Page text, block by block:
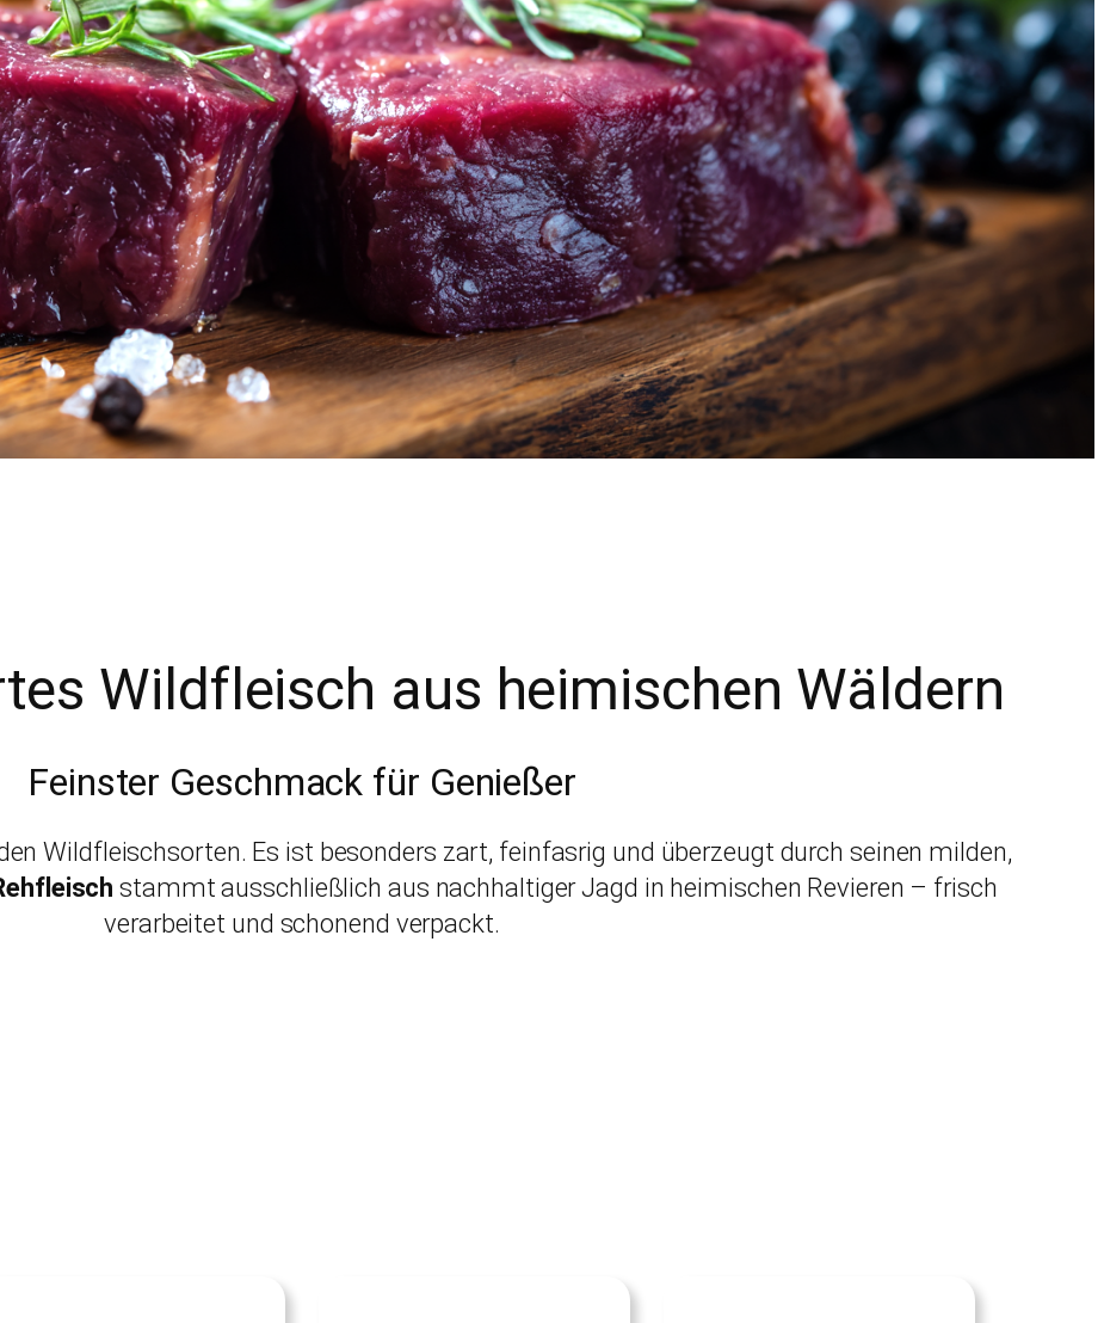
Wildfleisch aus heimischen Wäldern
Feinster Geschmack für Genießer
Wildfleischsorten. Es ist besonders zart, feinfasrig und überzeugt durch seinen milden,
stammt ausschließlich aus nachhaltiger Jagd in heimischen Revieren – frisch
verarbeitet und schonend verpackt.